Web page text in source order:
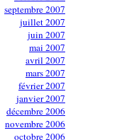
septembre 2007
juillet 2007
juin 2007
mai 2007
avril 2007
mars 2007
février 2007
janvier 2007
décembre 2006
novembre 2006
octobre 2006